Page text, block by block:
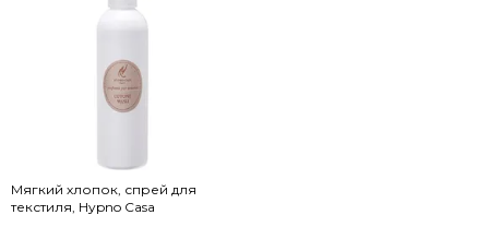
Мягкий хлопок, спрей для
текстиля, Hypno Casa